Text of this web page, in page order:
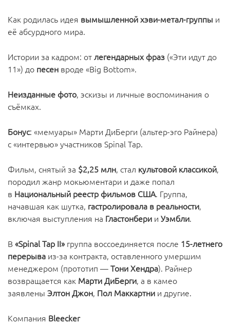
Как родилась идея вымышленной хэви-метал-группы и
её абсурдного мира.
Истории за кадром: отлегендарных фраз («Эти идут до
11») до песен вроде «Big Bottom».
Неизданные фото, эскизы и личные воспоминания о
съёмках.
Бонус: «мемуары» Марти ДиБерги (альтер-эго Райнера)
с «интервью» участников Spinal Tap.
Фильм, снятый за $2,25 млн, стал культовой классикой,
породил жанр мокьюментари и даже попал
в Национальный реестр фильмов США. Группа,
начавшая как шутка, гастролировала в реальности,
включая выступления на Гластонбери и Уэмбли.
В«Spinal Tap II»группа воссоединяется после 15-летнего
перерыва из-за контракта, оставленного умершим
менеджером (прототип —Тони Хендра). Райнер
возвращается как Марти ДиБерги, а в камео
заявлены Элтон Джон, Пол Маккартни и другие.
Компания Bleecker